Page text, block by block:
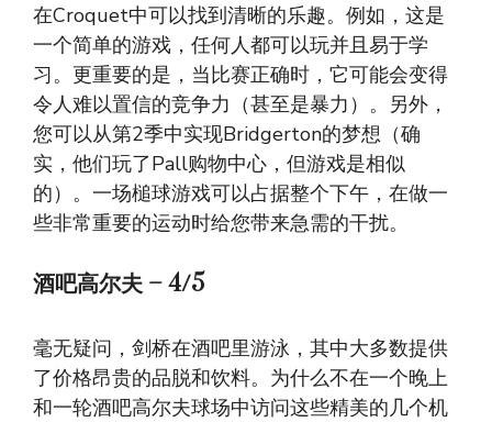
在Croquet中可以找到清晰的乐趣。例如，这是
一个简单的游戏，任何人都可以玩并且易于学
习。更重要的是，当比赛正确时，它可能会变得
令人难以置信的竞争力（甚至是暴力）。另外，
您可以从第2季中实现Bridgerton的梦想（确
实，他们玩了Pall购物中心，但游戏是相似
的）。一场槌球游戏可以占据整个下午，在做一
些非常重要的运动时给您带来急需的干扰。
酒吧高尔夫–4/5
毫无疑问，剑桥在酒吧里游泳，其中大多数提供
了价格昂贵的品脱和饮料。为什么不在一个晚上
和一轮酒吧高尔夫球场中访问这些精美的几个机